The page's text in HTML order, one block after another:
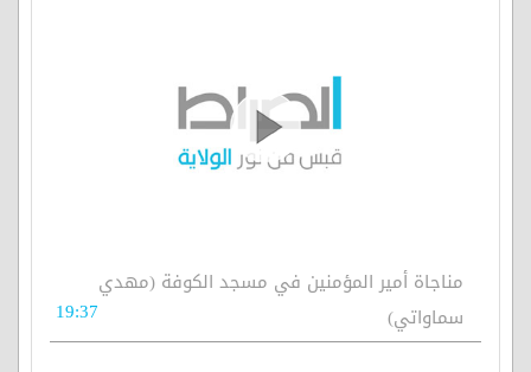
مناجاة أمير المؤمنين في مسجد الكوفة (مهدي
سماواتي)
19:37